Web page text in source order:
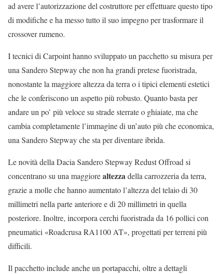
ad avere l’autorizzazione del costruttore per effettuare questo tipo
di modifiche e ha messo tutto il suo impegno per trasformare il
crossover rumeno.
I tecnici di Carpoint hanno sviluppato un pacchetto su misura per
una Sandero Stepway che non ha grandi pretese fuoristrada,
nonostante la maggiore altezza da terra o i tipici elementi estetici
che le conferiscono un aspetto più robusto. Quanto basta per
andare un po’ più veloce su strade sterrate o ghiaiate, ma che
cambia completamente l’immagine di un’auto più che economica,
una Sandero Stepway che sta per diventare ibrida.
Le novità della Dacia Sandero Stepway Redust Offroad si
concentrano su una maggiorealtezzadella carrozzeria da terra,
grazie a molle che hanno aumentato l’altezza del telaio di 30
millimetri nella parte anteriore e di 20 millimetri in quella
posteriore. Inoltre, incorpora cerchi fuoristrada da 16 pollici con
pneumatici «Roadcrusa RA1100 AT», progettati per terreni più
difficili.
Il pacchetto include anche un portapacchi, oltre a dettagli